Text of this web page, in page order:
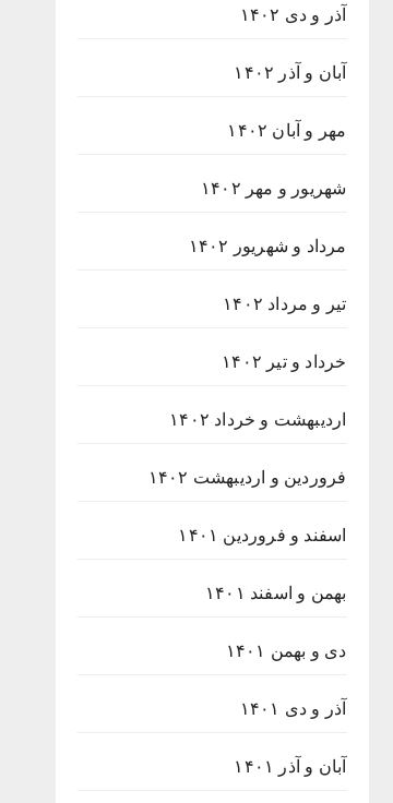
آذر و دی ۱۴۰۲
آبان و آذر ۱۴۰۲
مهر و آبان ۱۴۰۲
شهریور و مهر ۱۴۰۲
مرداد و شهریور ۱۴۰۲
تیر و مرداد ۱۴۰۲
خرداد و تیر ۱۴۰۲
اردیبهشت و خرداد ۱۴۰۲
فروردین و اردیبهشت ۱۴۰۲
اسفند و فروردین ۱۴۰۱
بهمن و اسفند ۱۴۰۱
دی و بهمن ۱۴۰۱
آذر و دی ۱۴۰۱
آبان و آذر ۱۴۰۱